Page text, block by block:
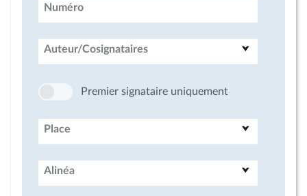
Numéro
Auteur/Cosignataires
Premier signataire uniquement
Place
Alinéa